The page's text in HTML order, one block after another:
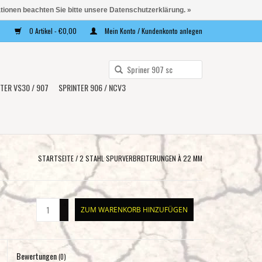
0 Artikel - €0,00 Mein Konto / Kundenkonto anlegen
verfügbare
die
VS30 / 907
SPRINTER 906 / NCV3
STARTSEITE/2 STAHL SPURVERBREITERUNGEN À 22 MM
ZUM WARENKORB HINZUFÜGEN
Bewertungen(0)
beachten Sie bitte unsere Datenschutzerklärung. »